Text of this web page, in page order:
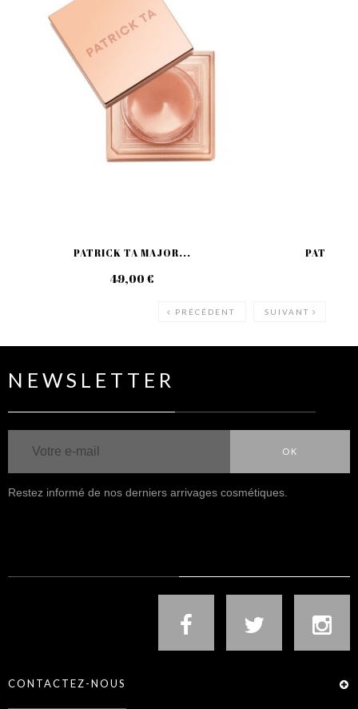
PATRICK TA MAJOR...
49,00 €
PATRICK
PRÉCÉDENT SUIVANT
NEWSLETTER
OK
Restez informé de nos derniers arrivages cosmétiques.
CONTACTEZ-NOUS